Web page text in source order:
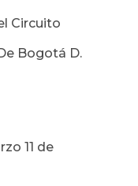
Circuito
Bogotá D.
de